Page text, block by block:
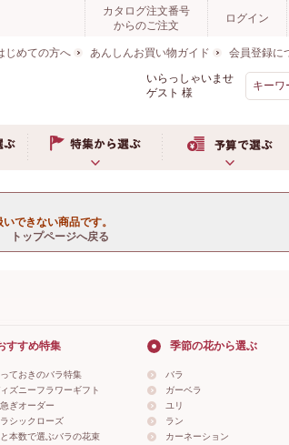
カタログ注文番号
からのご注文
ログイン
じめての方へ あんしんお買い物ガイド 会員登録に
いらっしゃいませ
ゲスト 様
できない商品です。
トップページへ戻る
すすめ特集
っておきのバラ特集
ズニーフラワーギフト
ぎオーダー
シックローズ
本数で選ぶバラの花束
季節の花から選ぶ
バラ
ガーベラ
ユリ
ラン
カーネーション